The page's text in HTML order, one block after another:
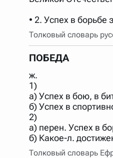
• 2. Успех в борьбе
Толковый словарь
ПОБЕДА
ж.
1)
а) Успех в бою, в
б) Успех в
2)
а) перен. Успех в
б) Какое-л.
Толковый словарь